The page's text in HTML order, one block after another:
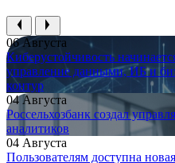
06 Августа
Киберустойчивость
управление данными, ИБ и
контур
04 Августа
Россельхозбанк создал
аналитиков
04 Августа
Пользователям доступна